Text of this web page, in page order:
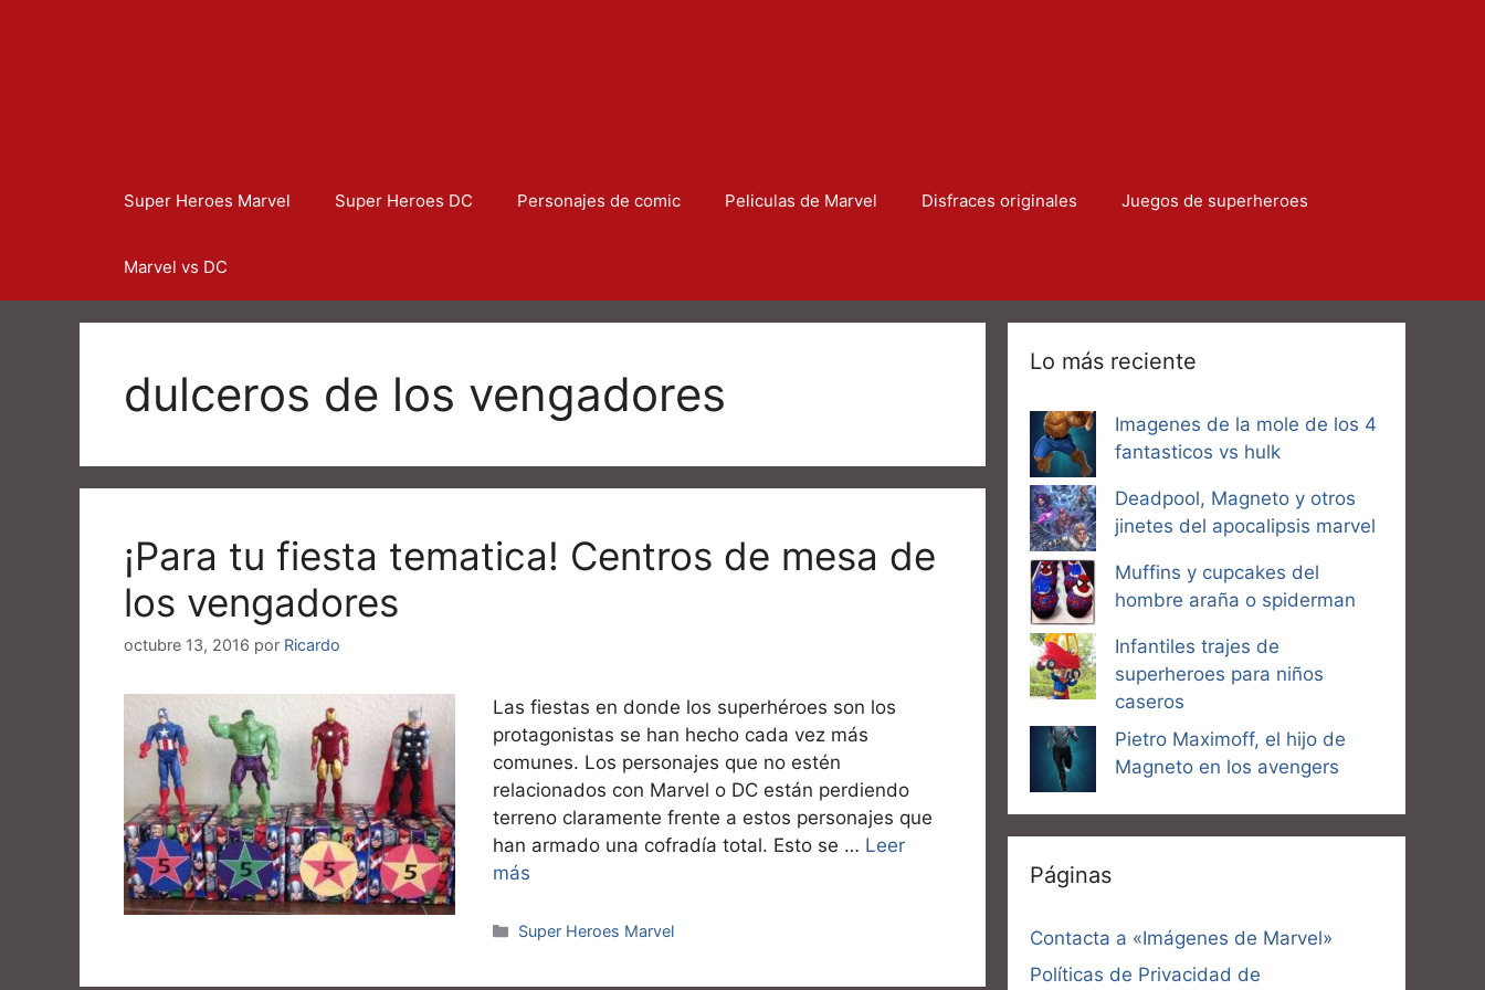
Super Heroes Marvel Super Heroes DC Personajes de comic Peliculas de Marvel Disfraces originales Juegos de superheroes
Marvel vs DC
dulceros de los vengadores
¡Para tu fiesta tematica! Centros de mesa de
los vengadores
octubre 13, 2016 por Ricardo
Las fiestas en donde los superhéroes son los
protagonistas se han hecho cada vez más
comunes. Los personajes que no estén
relacionados con Marvel o DC están perdiendo
terreno claramente frente a estos personajes que
han armado una cofradía total. Esto se … Leer
más
Categorías
Super Heroes Marvel
Lo más reciente
Imagenes de la mole de los 4
fantasticos vs hulk
Deadpool, Magneto y otros
jinetes del apocalipsis marvel
Muffins y cupcakes del
hombre araña o spiderman
Infantiles trajes de
superheroes para niños
caseros
Pietro Maximoff, el hijo de
Magneto en los avengers
Páginas
Contacta a «Imágenes de Marvel»
Políticas de Privacidad de